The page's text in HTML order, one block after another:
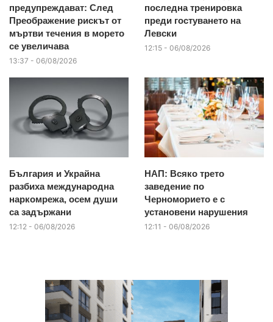
предупреждават: След
Преображение рискът от
мъртви течения в морето
се увеличава
13:37 - 06/08/2026
последна тренировка
преди гостуването на
Левски
12:15 - 06/08/2026
България и Украйна
разбиха международна
наркомрежа, осем души
са задържани
12:12 - 06/08/2026
НАП: Всяко трето
заведение по
Черноморието е с
установени нарушения
12:11 - 06/08/2026